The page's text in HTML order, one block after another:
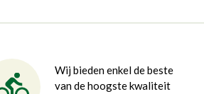
Wij bieden enkel de beste
van de hoogste kwaliteit